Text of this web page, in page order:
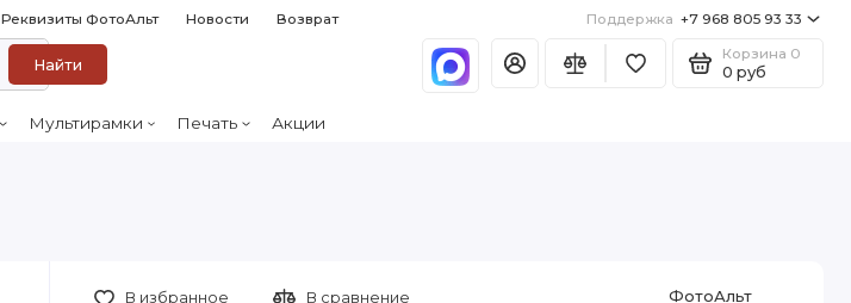
Реквизиты ФотоАльт Новости Возврат Поддержка +7 968 805 93 33
Найти
Корзина 0
0 руб
Мультирамки Печать Акции
ФотоАльт
В избранное В сравнение